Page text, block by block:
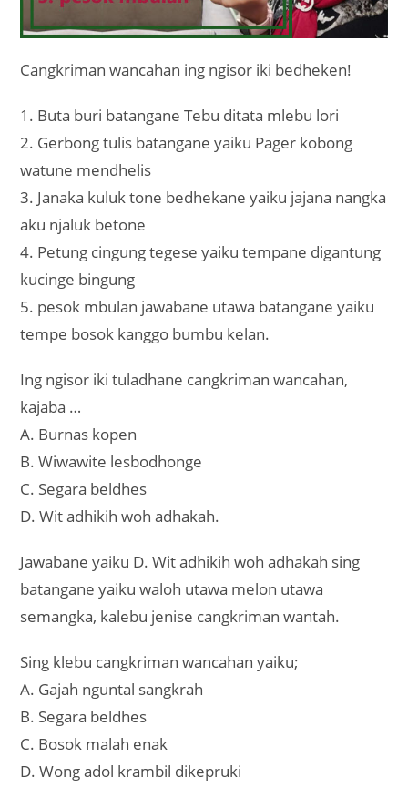
Cangkriman wancahan ing ngisor iki bedheken!
1. Buta buri batangane Tebu ditata mlebu lori
2. Gerbong tulis batangane yaiku Pager kobong
watune mendhelis
3. Janaka kuluk tone bedhekane yaiku jajana nangka
aku njaluk betone
4. Petung cingung tegese yaiku tempane digantung
kucinge bingung
5. pesok mbulan jawabane utawa batangane yaiku
tempe bosok kanggo bumbu kelan.
Ing ngisor iki tuladhane cangkriman wancahan,
kajaba …
A. Burnas kopen
B. Wiwawite lesbodhonge
C. Segara beldhes
D. Wit adhikih woh adhakah.
Jawabane yaiku D. Wit adhikih woh adhakah sing
batangane yaiku waloh utawa melon utawa
semangka, kalebu jenise cangkriman wantah.
Sing klebu cangkriman wancahan yaiku;
A. Gajah nguntal sangkrah
B. Segara beldhes
C. Bosok malah enak
D. Wong adol krambil dikepruki